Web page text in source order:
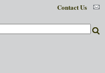
Contact Us